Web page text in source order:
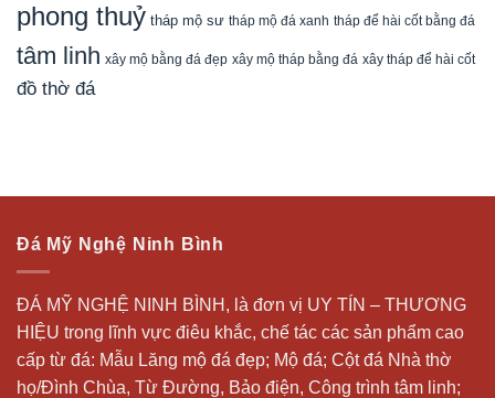
phong thuỷ tháp mộ sư tháp mộ đá xanh tháp để hài cốt bằng đá
tâm linh xây mộ bằng đá đẹp xây mộ tháp bằng đá xây tháp để hài cốt
đồ thờ đá
Đá Mỹ Nghệ Ninh Bình
ĐÁ MỸ NGHỆ NINH BÌNH, là đơn vị UY TÍN – THƯƠNG
HIỆU trong lĩnh vực điêu khắc, chế tác các sản phẩm cao
cấp từ đá: Mẫu Lăng mộ đá đẹp; Mộ đá; Cột đá Nhà thờ
họ/Đình Chùa, Từ Đường, Bảo điện, Công trình tâm linh;